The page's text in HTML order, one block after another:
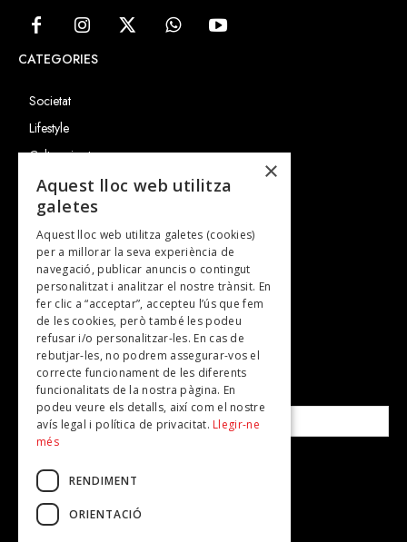
CATEGORIES
Societat
Lifestyle
Cultura i art
Entrevistes
Gastronomia
TV
Plans per fer
Revistes
SUBSCRIU-TE A LA NOSTRA NEWSLETTER!
Correu electrònic*
Accepto lapolítica de privacitat
×
Aquest lloc web utilitza
galetes
Aquest lloc web utilitza galetes (cookies)
per a millorar la seva experiència de
navegació, publicar anuncis o contingut
personalitzat i analitzar el nostre trànsit. En
fer clic a “acceptar”, accepteu l’ús que fem
de les cookies, però també les podeu
refusar i/o personalitzar-les. En cas de
rebutjar-les, no podrem assegurar-vos el
correcte funcionament de les diferents
funcionalitats de la nostra pàgina. En
podeu veure els detalls, així com el nostre
avís legal i política de privacitat. Llegir-ne
més
RENDIMENT
ORIENTACIÓ